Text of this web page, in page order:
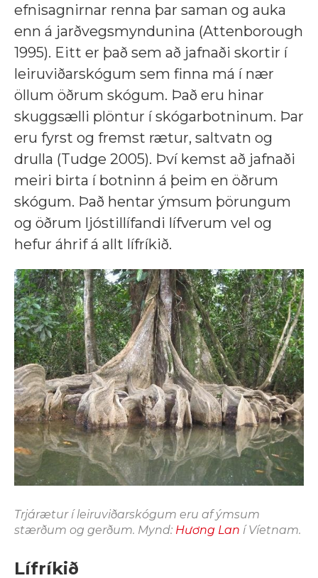
efnisagnirnar renna þar saman og auka
enn á jarðvegsmyndunina (Attenborough
1995). Eitt er það sem að jafnaði skortir í
leiruviðarskógum sem finna má í nær
öllum öðrum skógum. Það eru hinar
skuggsælli plöntur í skógarbotninum. Þar
eru fyrst og fremst rætur, saltvatn og
drulla (Tudge 2005). Því kemst að jafnaði
meiri birta í botninn á þeim en öðrum
skógum. Það hentar ýmsum þörungum
og öðrum ljóstillífandi lífverum vel og
hefur áhrif á allt lífríkið.
Trjárætur í leiruviðarskógum eru af ýmsum
stærðum og gerðum. Mynd: Hương Lan í Víetnam.
Lífríkið